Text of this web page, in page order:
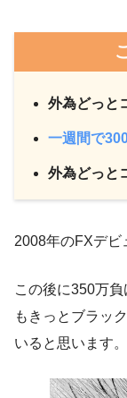
外為どっと
一週間で
外為どっと
2008年のFXデビ
この後に350万
もきっとブラッ
いると思います。